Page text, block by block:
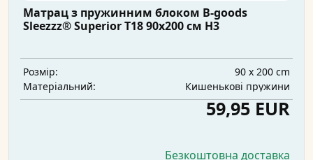
Матрац з пружинним блоком B-goods
Sleezzz® Superior T18 90x200 см H3
Розмір:
90 x 200 cm
Матеріальний:
Кишенькові пружини
59,95 EUR
Безкоштовна доставка